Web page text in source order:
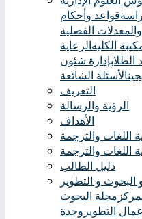
قواعد وأحكام
والمعدلات الفصلية
الكليةالرعاية
الطلابإدارة شئون
الأسئلة الشائعة
التعريف
الرؤية والرسالة
الأهداف
اللغات والترجمة
اللغات والترجمة
دليل الطالب
و التطوير
مجلة البحوث
التطوير وحدة